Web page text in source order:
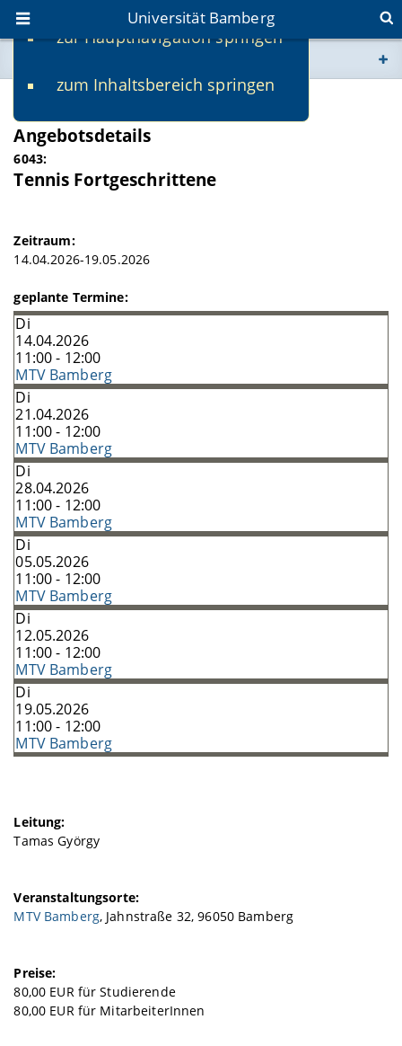
zur Hauptnavigation springen
zum Inhaltsbereich springen
Universität Bamberg
www.uni-bamberg.de
univis.uni-bamberg.de
fis.uni-bamberg.de
SS 2026
Angebotsdetails
6043:
Tennis Fortgeschrittene
Zeitraum:
14.04.2026-19.05.2026
geplante Termine:
Di
14.04.2026
11:00 - 12:00
MTV Bamberg
Di
21.04.2026
11:00 - 12:00
MTV Bamberg
Di
28.04.2026
11:00 - 12:00
MTV Bamberg
Di
05.05.2026
11:00 - 12:00
MTV Bamberg
Di
12.05.2026
11:00 - 12:00
MTV Bamberg
Di
19.05.2026
11:00 - 12:00
MTV Bamberg
Leitung:
Tamas György
Veranstaltungsorte:
MTV Bamberg, Jahnstraße 32, 96050 Bamberg
Preise:
80,00 EUR für Studierende
80,00 EUR für MitarbeiterInnen